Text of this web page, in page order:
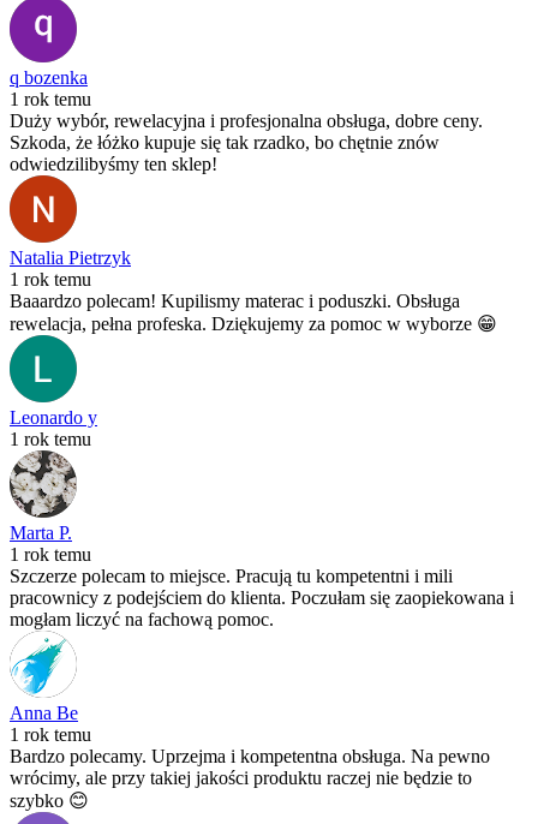
q bozenka
1 rok temu
Duży wybór, rewelacyjna i profesjonalna obsługa, dobre ceny.
Szkoda, że łóżko kupuje się tak rzadko, bo chętnie znów
odwiedzilibyśmy ten sklep!
Natalia Pietrzyk
1 rok temu
Baaardzo polecam! Kupilismy materac i poduszki. Obsługa
rewelacja, pełna profeska. Dziękujemy za pomoc w wyborze 😁
Leonardo y
1 rok temu
Marta P.
1 rok temu
Szczerze polecam to miejsce. Pracują tu kompetentni i mili
pracownicy z podejściem do klienta. Poczułam się zaopiekowana i
mogłam liczyć na fachową pomoc.
Anna Be
1 rok temu
Bardzo polecamy. Uprzejma i kompetentna obsługa. Na pewno
wrócimy, ale przy takiej jakości produktu raczej nie będzie to
szybko 😊